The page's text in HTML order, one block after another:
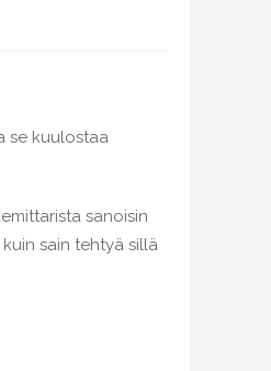
se kuulostaa
sanoisin
sain tehtyä sillä